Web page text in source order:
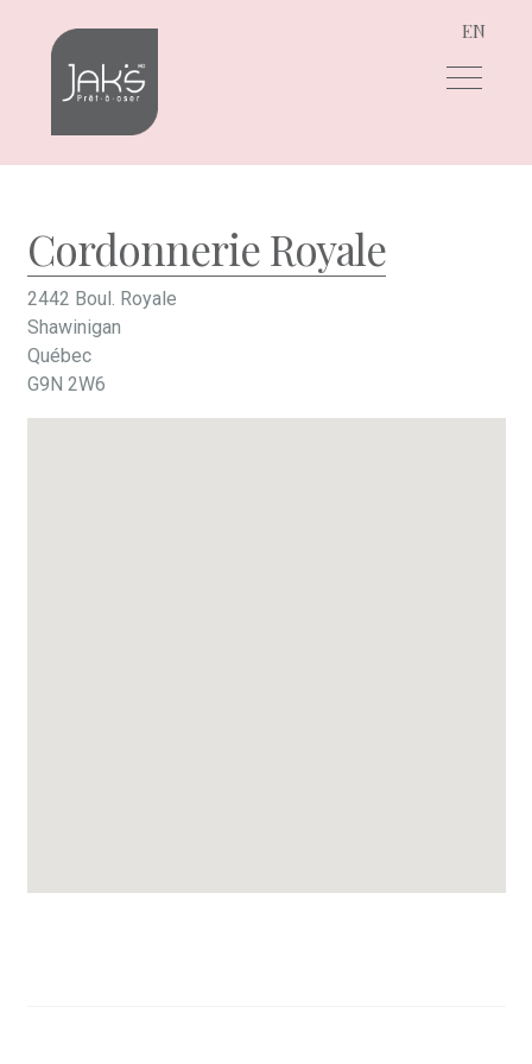
Aller
navigation
Aller
contenu
EN
Cordonnerie Royale
2442 Boul. Royale
Shawinigan
Québec
G9N 2W6